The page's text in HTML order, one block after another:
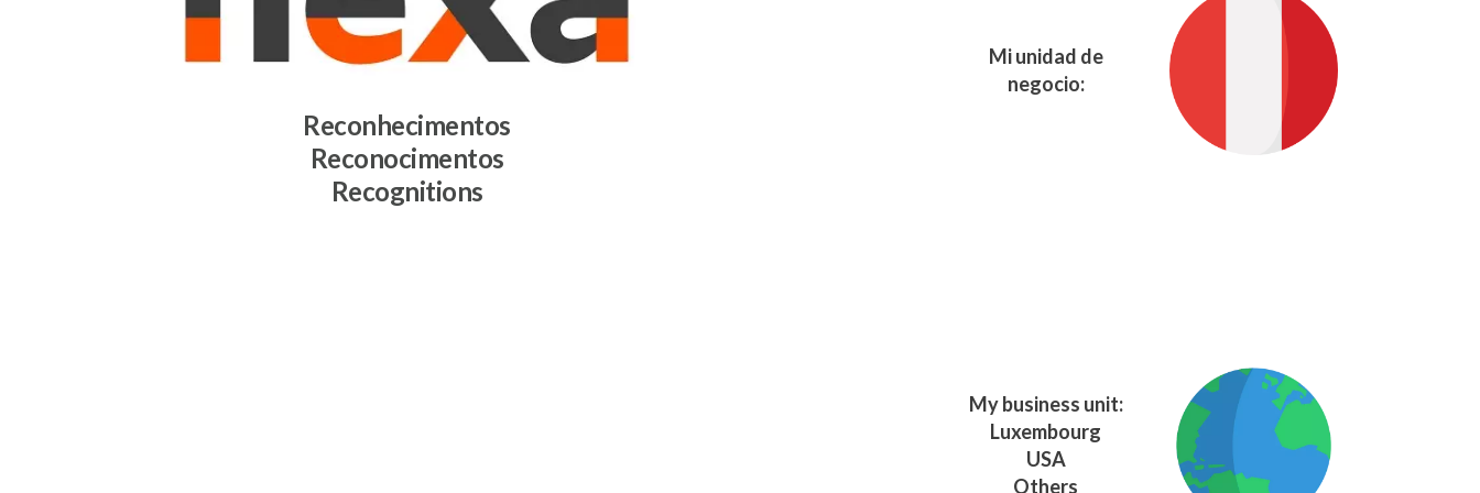
Reconhecimentos
Reconocimentos
Recognitions
Mi unidad de
negocio:
My business unit:
Luxembourg
USA
Others